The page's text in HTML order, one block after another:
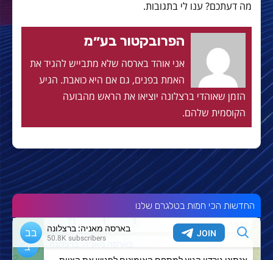
מה דעתכם? ענו לי בתגובות.
הפרובקטור בע״מ
אני אוהד בארסה שלא מתבייש להגיד את
האמת בפנים, גם אם היא כואבת. הגיע
הזמן שאוהדי ברצלונה יוציאו את הראש מהבועה
הקוסמית שלהם.
החדשות הכי חמות בטלגרם שלנו